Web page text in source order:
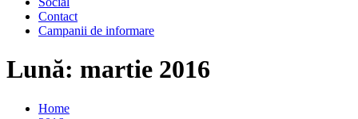
Contact
Campanii de informare
Lună: martie 2016
Home